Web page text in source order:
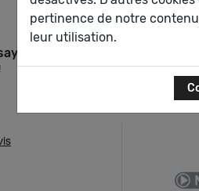
En point relais ou
selon vos envies
pertinence de notre
leur utilisation.